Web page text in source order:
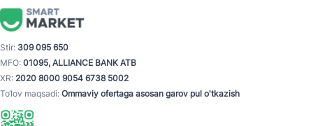
Stir: 309 095 650
MFO: 01095, ALLIANCE BANK ATB
XR: 2020 8000 9054 6738 5002
To‘lov maqsadi: Ommaviy ofertaga asosan garov pul o'tkazish